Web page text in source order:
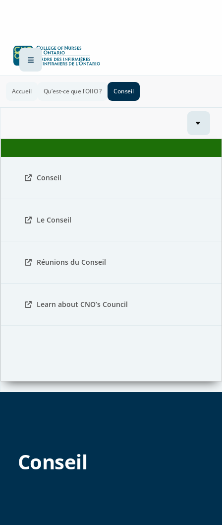
Accueil Qu’est-ce que l'OIIO ? Conseil
Conseil
Le Conseil
Réunions du Conseil
Learn about CNO’s Council
Conseil